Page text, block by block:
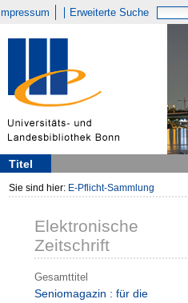
Impressum Erweiterte Suche
Titel
Sie sind hier: E-Pflicht-Sammlung
Elektronische
Zeitschrift
Gesamttitel
Seniomagazin : für die